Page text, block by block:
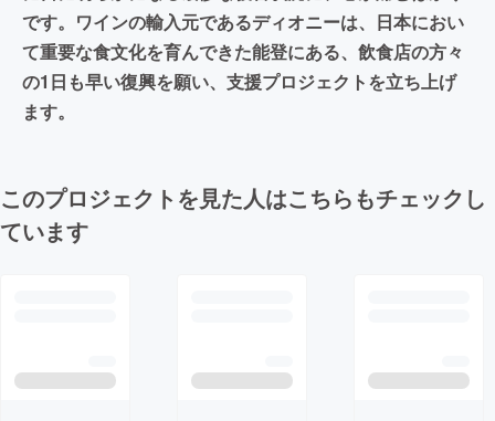
です。ワインの輸入元であるディオニーは、日本におい
て重要な食文化を育んできた能登にある、飲食店の方々
の1日も早い復興を願い、支援プロジェクトを立ち上げ
ます。
このプロジェクトを見た人はこちらもチェックし
ています